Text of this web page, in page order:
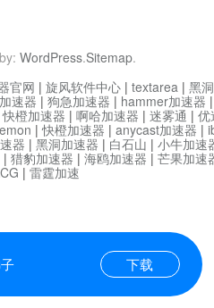
WordPress.Sitemap.
下载
官网 | 旋风软件中心 | textarea | 黑
速器 | 狗急加速器 | hammer加速器
快橙加速器 | 啊哈加速器 | 迷雾通 | 优
|快橙加速器 | anycast加速器 |
器 | 黑洞加速器 | 白石山 | 小牛加速
| 猎豹加速器 | 海鸥加速器 | 芒果加速
| 雷霆加速